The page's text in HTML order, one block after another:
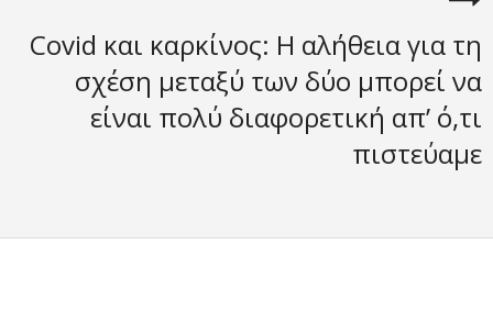
Covid και καρκίνος: Η αλήθεια για τη
σχέση μεταξύ των δύο μπορεί να
είναι πολύ διαφορετική απ’ ό,τι
πιστεύαμε